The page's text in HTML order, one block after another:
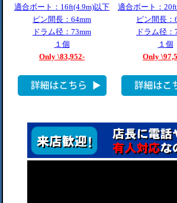
適合ボート：16ft(4.9m)以下
ピン間長：64mm
ドラム径：73mm
１個
Only \83,952-
適合ボート：
ピン間長：
ドラム径：
１個
Only